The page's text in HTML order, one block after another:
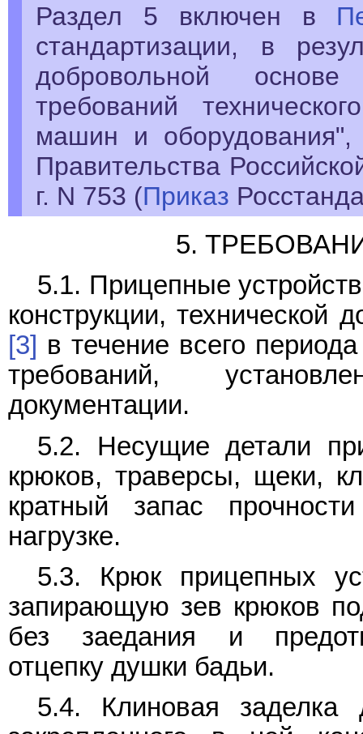
Раздел 5 включен в
стандартизации, в
добровольной основе
требований
машин и оборудования",
Правительства
г. N 753 (Приказ
5.
5.1. Прицепные
конструкции, технической
[3] в течение всего
требований,
документации.
5.2. Несущие детали
крюков, траверсы, щеки,
кратный запас
нагрузке.
5.3. Крюк прицепных
запирающую зев крюков
без заедания и
отцепку душки бадьи.
5.4. Клиновая заделка